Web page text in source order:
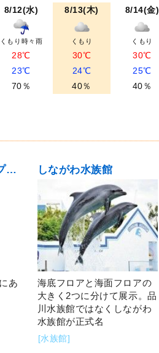
8/12(水)
くもり時々雨
28℃
23℃
70％
8/13(木)
くもり
30℃
24℃
40％
8/14(金)
くもり
30℃
25℃
40％
ホテルマイステイズプレミア大森
あ
しながわ水族館
海底フロアと海面フロアの
大きく2つに分けて展示。品
川水族館ではなくしながわ
水族館が正式名
[水族館]